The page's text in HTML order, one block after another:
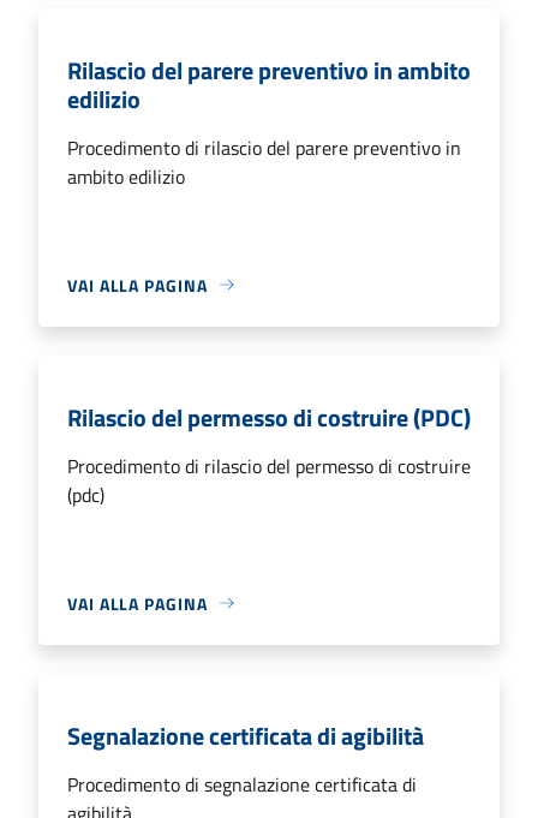
Rilascio del parere preventivo in ambito
edilizio
Procedimento di rilascio del parere preventivo in
ambito edilizio
VAI ALLA PAGINA
Rilascio del permesso di costruire (PDC)
Procedimento di rilascio del permesso di costruire
(pdc)
VAI ALLA PAGINA
Segnalazione certificata di agibilità
Procedimento di segnalazione certificata di